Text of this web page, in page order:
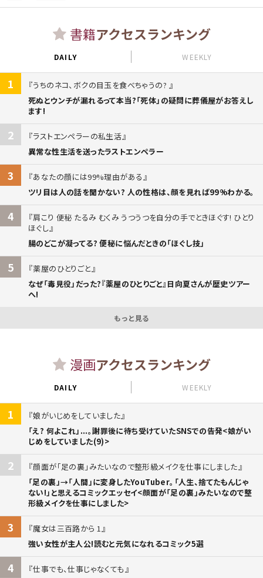
書籍アクセスランキング
DAILY WEEKLY
1
うちのネコ、ボクの目玉を食べちゃうの?
死ぬとウンチが漏れるって本当?「死体」の疑問に葬儀屋がお答えし
ます!
2
ラストエンペラーの私生活
異常な性生活を送ったラストエンペラー
3
あなたの顔には99%理由がある
ツリ目は人の話を聞かない? 人の性格は、顔を見れば99%わかる。
4
肩こり 便秘 たるみ むくみ うつうつを自分の手でときほぐす! ひとり
ほぐし
腸のどこが凝ってる? 便秘に悩んだときの「ほぐし技」
5
薬屋のひとりごと
なぜ「毒見役」だった?『薬屋のひとりごと』日向夏さんが歴史ツアー
へ!
もっと見る
漫画アクセスランキング
DAILY WEEKLY
1
娘がいじめをしていました
「え? 何よこれ」...。謝罪後に待ち受けていたSNSでの告発<娘がい
じめをしていました(9)>
2
顔面が「足の裏」みたいなので整形級メイクを仕事にしました
「足の裏」→「人間」に変身したYouTuber。「人生、捨てたもんじゃ
ない!」と思えるコミックエッセイ<顔面が「足の裏」みたいなので整
形級メイクを仕事にしました>
3
魔女は三百路から 1
強い女性が主人公!読むと元気になれるコミック5選
4
仕事でも、仕事じゃなくても